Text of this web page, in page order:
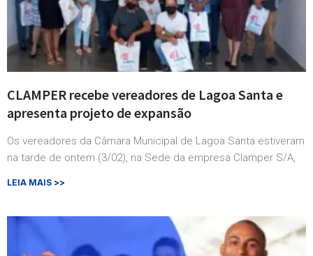
CLAMPER recebe vereadores de Lagoa Santa e
apresenta projeto de expansão
Os vereadores da Câmara Municipal de Lagoa Santa estiveram
na tarde de ontem (3/02), na Sede da empresa Clamper S/A,
LEIA MAIS >>